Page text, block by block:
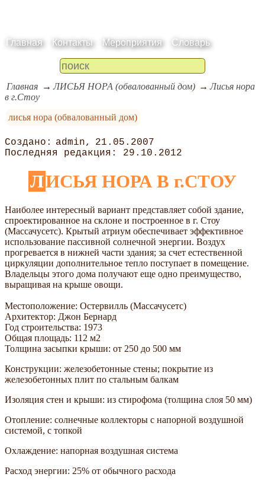
Главная Контакты Мероприятия Словарь
Главная ЛИСЬЯ НОРА (обвалованный дом)
Лисья нора
в г.Cтоу
лисья нора (обвалованный дом)
admin
21.05.2007
29.10.2012
ЛИСЬЯ НОРА В г.СТОУ
Наиболее интересный вариант представляет собой здание,
спроектированное на склоне и построенное в г. Стоу
(Массачусетс). Крытый атриум обеспечивает эффективное
использование пассивной солнечной энергии. Воздух
прогревается в нижней части здания; за счет естественной
циркуляции дополнительное тепло поступает в помещение.
Владельцы этого дома получают еще одно преимущество,
выращивая на крыше овощи.
Местоположение: Остервилль (Массачусетс)
Архитектор: Джон Бернард
Год строительства: 1973
Общая площадь: 112 м2
Толщина засыпки крыши: от 250 до 500 мм
Конструкции: железобетонные стены; покрытие из
железобетонных плит по стальным балкам
Изоляция стен и крыши: из стирофома (толщина слоя 50 мм)
Отопление: солнечные коллекторы с напорной воздушной
системой, с топкой
Охлаждение: напорная воздушная система
Расход энергии: 25% от обычного расхода